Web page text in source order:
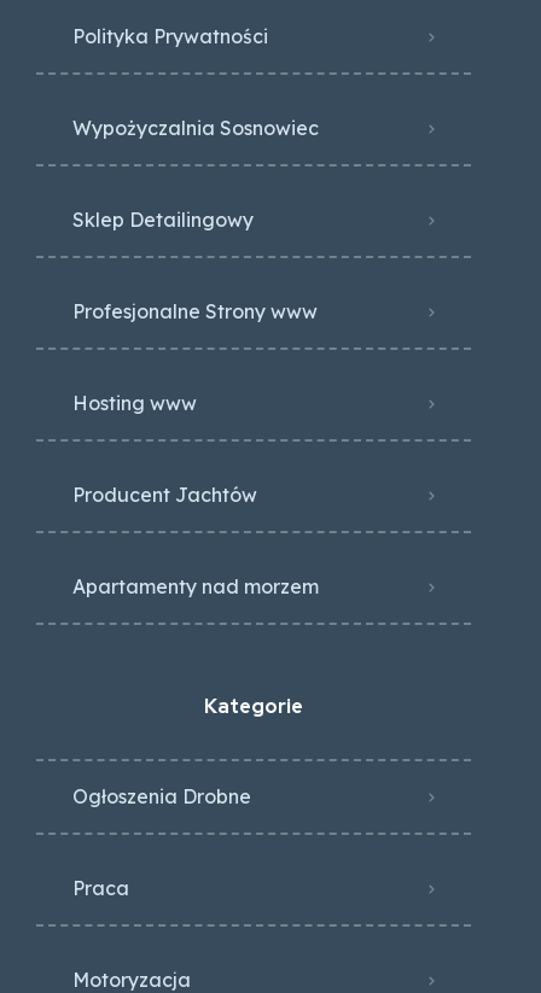
Polityka Prywatności
Wypożyczalnia Sosnowiec
Sklep Detailingowy
Profesjonalne Strony www
Hosting www
Producent Jachtów
Apartamenty nad morzem
Kategorie
Ogłoszenia Drobne
Praca
Motoryzacja